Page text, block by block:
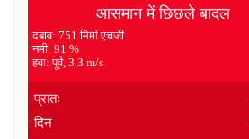
आसमान में छिछले बादल
दबाव: 751 मिमी एचजी
नमी: 91 %
हवा: पूर्व, 3.3 m/s
प्रातः
दिन